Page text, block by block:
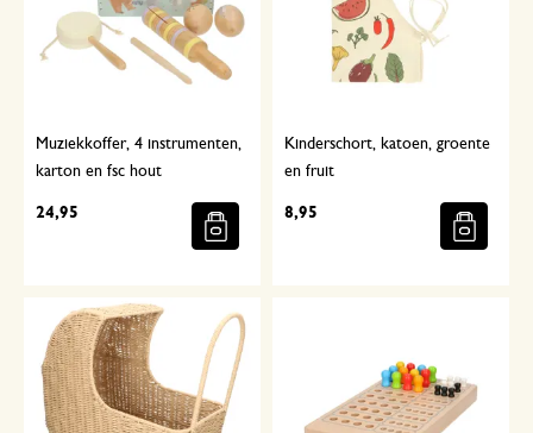
Muziekkoffer, 4 instrumenten,
karton en fsc hout
24,95
Kinderschort, katoen, groente
en fruit
8,95